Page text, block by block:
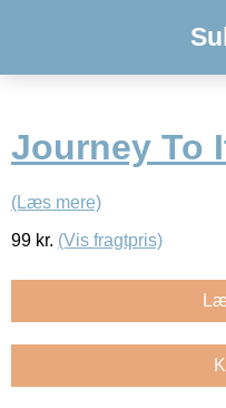
Journey To
(Læs mere)
99 kr. (Vis fragtpris)